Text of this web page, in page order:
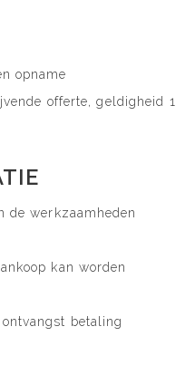
opname
offerte, geldigheid 1
de werkzaamheden
kan worden
betaling